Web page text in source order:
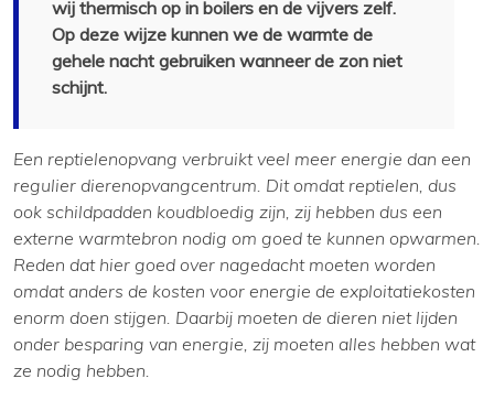
wij thermisch op in boilers en de vijvers zelf.
Op deze wijze kunnen we de warmte de
gehele nacht gebruiken wanneer de zon niet
schijnt.
Een reptielenopvang verbruikt veel meer energie dan een
regulier dierenopvangcentrum. Dit omdat reptielen, dus
ook schildpadden koudbloedig zijn, zij hebben dus een
externe warmtebron nodig om goed te kunnen opwarmen.
Reden dat hier goed over nagedacht moeten worden
omdat anders de kosten voor energie de exploitatiekosten
enorm doen stijgen. Daarbij moeten de dieren niet lijden
onder besparing van energie, zij moeten alles hebben wat
ze nodig hebben.